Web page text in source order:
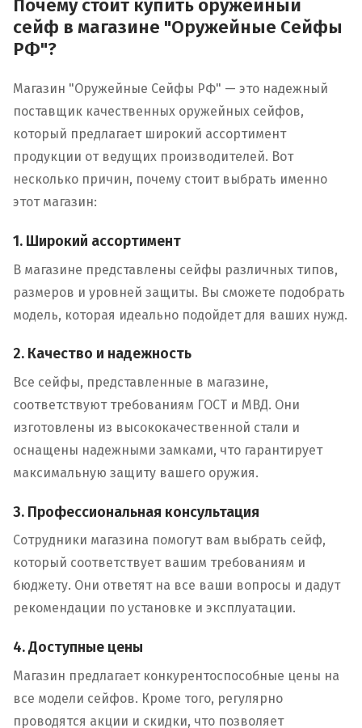
Почему стоит купить оружейный
сейф в магазине "Оружейные Сейфы
РФ"?
Магазин "Оружейные Сейфы РФ" — это надежный
поставщик качественных оружейных сейфов,
который предлагает широкий ассортимент
продукции от ведущих производителей. Вот
несколько причин, почему стоит выбрать именно
этот магазин:
1. Широкий ассортимент
В магазине представлены сейфы различных типов,
размеров и уровней защиты. Вы сможете подобрать
модель, которая идеально подойдет для ваших нужд.
2. Качество и надежность
Все сейфы, представленные в магазине,
соответствуют требованиям ГОСТ и МВД. Они
изготовлены из высококачественной стали и
оснащены надежными замками, что гарантирует
максимальную защиту вашего оружия.
3. Профессиональная консультация
Сотрудники магазина помогут вам выбрать сейф,
который соответствует вашим требованиям и
бюджету. Они ответят на все ваши вопросы и дадут
рекомендации по установке и эксплуатации.
4. Доступные цены
Магазин предлагает конкурентоспособные цены на
все модели сейфов. Кроме того, регулярно
проводятся акции и скидки, что позволяет